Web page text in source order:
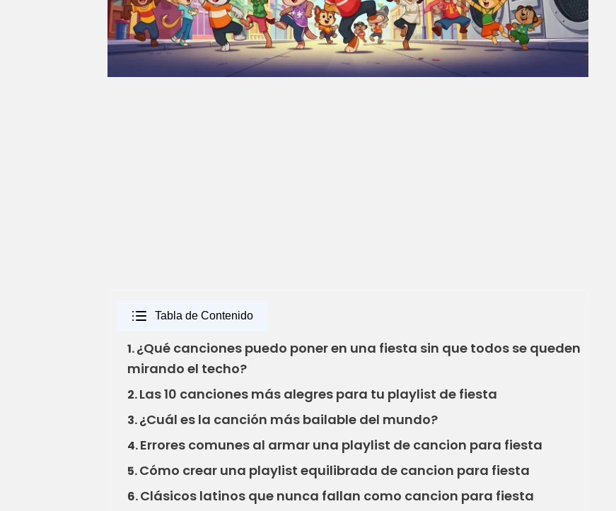
Tabla de Contenido
1.¿Qué canciones puedo poner en una fiesta sin que todos se queden
mirando el techo?
2.Las 10 canciones más alegres para tu playlist de fiesta
3.¿Cuál es la canción más bailable del mundo?
4.Errores comunes al armar una playlist de cancion para fiesta
5.Cómo crear una playlist equilibrada de cancion para fiesta
6.Clásicos latinos que nunca fallan como cancion para fiesta